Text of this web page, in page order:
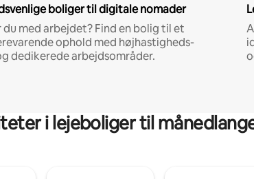
boliger til digitale nomader
du med arbejdet? Find en bolig til et
ophold med højhastigheds-
dedikerede arbejdsområder.
i lejeboliger til